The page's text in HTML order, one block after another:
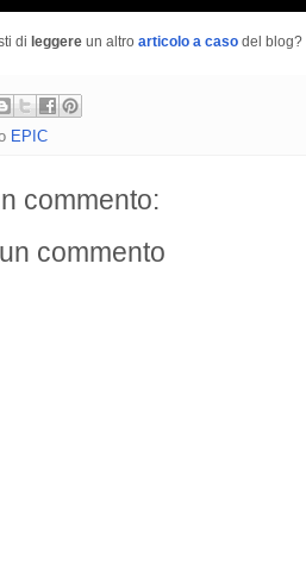
di leggere un altro articolo a caso del blog?
EPIC
commento:
commento